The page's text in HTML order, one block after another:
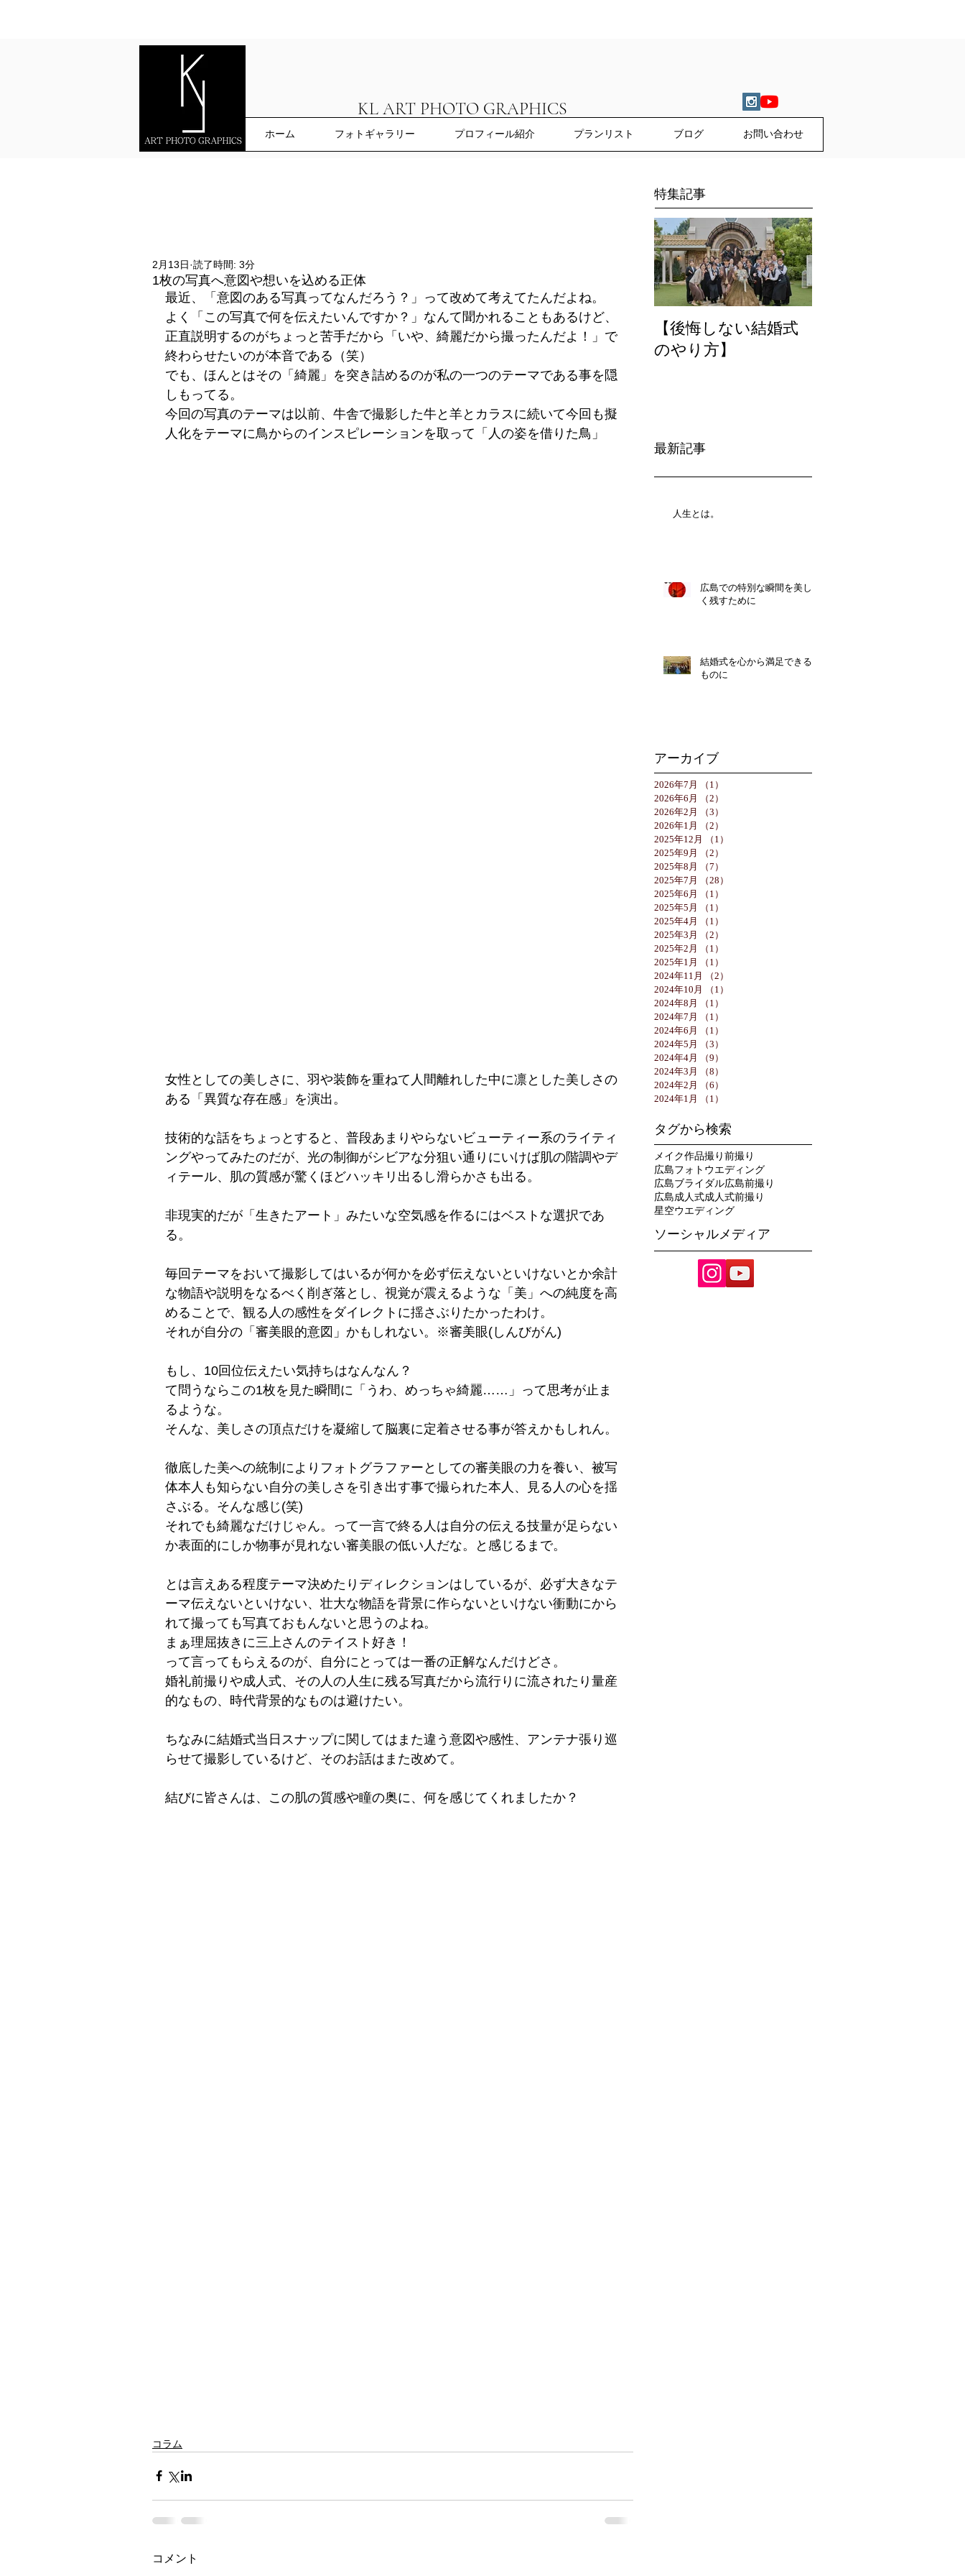
KL ART PHOTO GRAPHICS
ホーム フォトギャラリー プロフィール紹介 プランリスト ブログ お問い合わせ
特集記事
1枚の写真へ意図や想いを込める正体
2月13日 読了時間: 3分
最近、「意図のある写真ってなんだろう？」って改めて考えてたんだよね。
よく「この写真で何を伝えたいんですか？」なんて聞かれることもあるけど、
正直説明するのがちょっと苦手だから「いや、綺麗だから撮ったんだよ！」で
終わらせたいのが本音である（笑）
でも、ほんとはその「綺麗」を突き詰めるのが私の一つのテーマである事を隠
しもってる。
今回の写真のテーマは以前、牛舎で撮影した牛と羊とカラスに続いて今回も擬
人化をテーマに鳥からのインスピレーションを取って「人の姿を借りた鳥」
女性としての美しさに、羽や装飾を重ねて人間離れした中に凛とした美しさの
ある「異質な存在感」を演出。
技術的な話をちょっとすると、普段あまりやらないビューティー系のライティ
ングやってみたのだが、光の制御がシビアな分狙い通りにいけば肌の階調やデ
ィテール、肌の質感が驚くほどハッキリ出るし滑らかさも出る。
非現実的だが「生きたアート」みたいな空気感を作るにはベストな選択であ
る。
毎回テーマをおいて撮影してはいるが何かを必ず伝えないといけないとか余計
な物語や説明をなるべく削ぎ落とし、視覚が震えるような「美」への純度を高
めることで、観る人の感性をダイレクトに揺さぶりたかったわけ。
それが自分の「審美眼的意図」かもしれない。※審美眼(しんびがん)
もし、10回位伝えたい気持ちはなんなん？
て問うならこの1枚を見た瞬間に「うわ、めっちゃ綺麗……」って思考が止ま
るような。
そんな、美しさの頂点だけを凝縮して脳裏に定着させる事が答えかもしれん。
徹底した美への統制によりフォトグラファーとしての審美眼の力を養い、被写
体本人も知らない自分の美しさを引き出す事で撮られた本人、見る人の心を揺
さぶる。そんな感じ(笑)
それでも綺麗なだけじゃん。って一言で終る人は自分の伝える技量が足らない
か表面的にしか物事が見れない審美眼の低い人だな。と感じるまで。
とは言えある程度テーマ決めたりディレクションはしているが、必ず大きなテ
ーマ伝えないといけない、壮大な物語を背景に作らないといけない衝動にから
れて撮っても写真ておもんないと思うのよね。
まぁ理屈抜きに三上さんのテイスト好き！
って言ってもらえるのが、自分にとっては一番の正解なんだけどさ。
婚礼前撮りや成人式、その人の人生に残る写真だから流行りに流されたり量産
的なもの、時代背景的なものは避けたい。
ちなみに結婚式当日スナップに関してはまた違う意図や感性、アンテナ張り巡
らせて撮影しているけど、そのお話はまた改めて。
結びに皆さんは、この肌の質感や瞳の奥に、何を感じてくれましたか？
コラム
コメント
【後悔しない結婚式
のやり方】
最新記事
人生とは。
広島での特別な瞬間を美し
く残すために
結婚式を心から満足できる
ものに
アーカイブ
2026年7月 （1）
2026年6月
（2）
2026年2月
（3）
2026年1月
（2）
2025年12月
（1）
2025年9月
（2）
2025年8月
（7）
2025年7月
（28）
2025年6月
（1）
2025年5月
（1）
2025年4月
（1）
2025年3月
（2）
2025年2月
（1）
2025年1月
（1）
2024年11月
（2）
2024年10月
（1）
2024年8月
（1）
2024年7月
（1）
2024年6月
（1）
2024年5月
（3）
2024年4月
（9）
2024年3月
（8）
2024年2月
（6）
2024年1月
（1）
タグから検索
メイク作品撮り前撮り
広島フォトウエディング
広島ブライダル広島前撮り
広島成人式成人式前撮り
星空ウエディング
ソーシャルメディア